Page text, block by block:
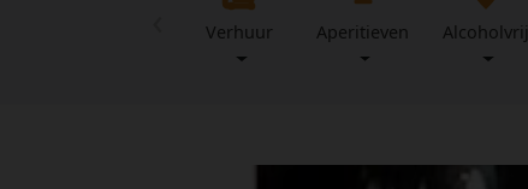
Verhuur Aperitieven Alcoholvrij